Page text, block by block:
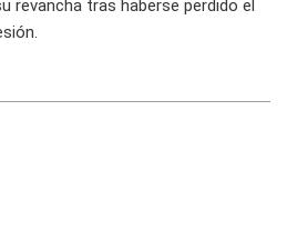
revancha tras haberse perdido el